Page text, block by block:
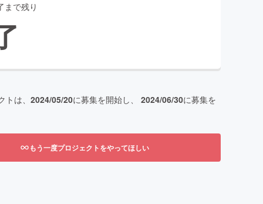
まで残り
は、 2024/05/20に募集を開始し、 2024/06/30に募集を
もう一度プロジェクトをやってほしい